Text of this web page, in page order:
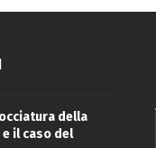
della
il caso del